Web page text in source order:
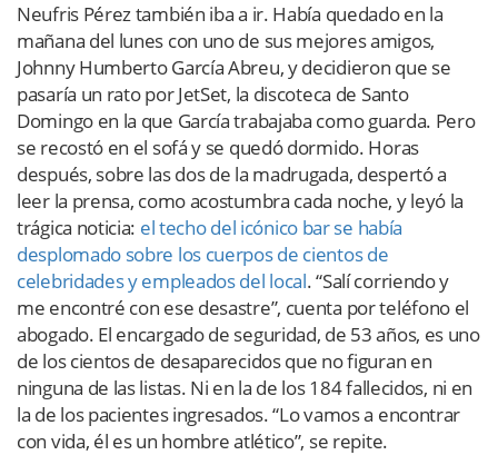
Neufris Pérez también iba a ir. Había quedado en la
mañana del lunes con uno de sus mejores amigos,
Johnny Humberto García Abreu, y decidieron que se
pasaría un rato por JetSet, la discoteca de Santo
Domingo en la que García trabajaba como guarda. Pero
se recostó en el sofá y se quedó dormido. Horas
después, sobre las dos de la madrugada, despertó a
leer la prensa, como acostumbra cada noche, y leyó la
trágica noticia: el techo del icónico bar se había
desplomado sobre los cuerpos de cientos de
celebridades y empleados del local. “Salí corriendo y
me encontré con ese desastre”, cuenta por teléfono el
abogado. El encargado de seguridad, de 53 años, es uno
de los cientos de desaparecidos que no figuran en
ninguna de las listas. Ni en la de los 184 fallecidos, ni en
la de los pacientes ingresados. “Lo vamos a encontrar
con vida, él es un hombre atlético”, se repite.